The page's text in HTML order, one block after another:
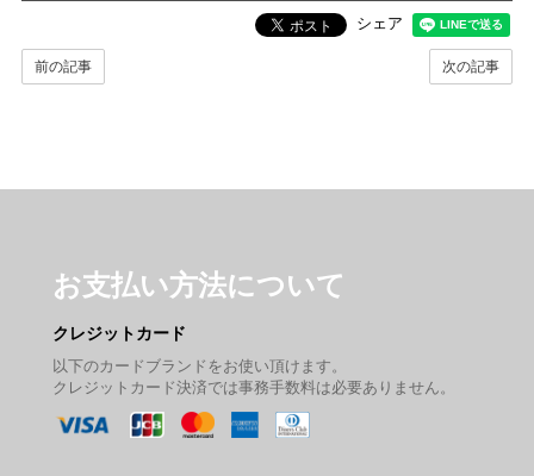
シェア
次の記事
前の記事
お支払い方法について
クレジットカード
以下のカードブランドをお使い頂けます。
クレジットカード決済では事務手数料は必要ありません。